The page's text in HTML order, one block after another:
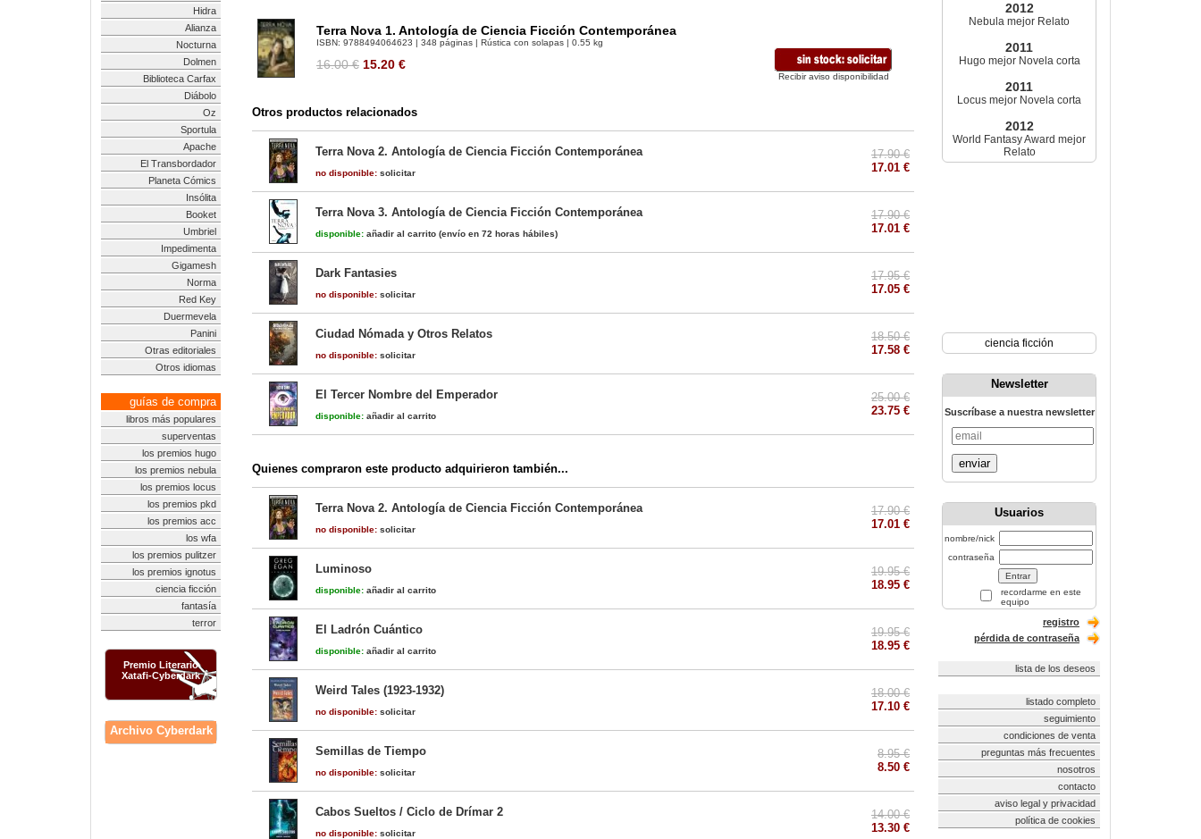
Hidra
Alianza
Nocturna
Dolmen
Biblioteca Carfax
Diábolo
Oz
Sportula
Apache
El Transbordador
Planeta Cómics
Insólita
Booket
Umbriel
Impedimenta
Gigamesh
Norma
Red Key
Duermevela
Panini
Otras editoriales
Otros idiomas
guías de compra
libros más populares
superventas
los premios hugo
los premios nebula
los premios locus
los premios pkd
los premios acc
los wfa
los premios pulitzer
los premios ignotus
ciencia ficción
fantasía
terror
Premio Literario
Xatafi-Cyberdark
Archivo Cyberdark
Terra Nova 1. Antología de Ciencia Ficción Contemporánea
ISBN: 9788494064623 | 348 páginas | Rústica con solapas | 0.55 kg
16.00 € 15.20 €
Recibir aviso disponibilidad
Otros productos relacionados
Terra Nova 2. Antología de Ciencia Ficción Contemporánea
no disponible: solicitar
17.90 €
17.01 €
Terra Nova 3. Antología de Ciencia Ficción Contemporánea
disponible: añadir al carrito (envío en 72 horas hábiles)
17.90 €
17.01 €
Dark Fantasies
no disponible: solicitar
17.95 €
17.05 €
Ciudad Nómada y Otros Relatos
no disponible: solicitar
18.50 €
17.58 €
El Tercer Nombre del Emperador
disponible: añadir al carrito
25.00 €
23.75 €
Quienes compraron este producto adquirieron también...
Terra Nova 2. Antología de Ciencia Ficción Contemporánea
no disponible: solicitar
17.90 €
17.01 €
Luminoso
disponible: añadir al carrito
19.95 €
18.95 €
El Ladrón Cuántico
disponible: añadir al carrito
19.95 €
18.95 €
Weird Tales (1923-1932)
no disponible: solicitar
18.00 €
17.10 €
Semillas de Tiempo
no disponible: solicitar
8.95 €
8.50 €
Cabos Sueltos / Ciclo de Drímar 2
no disponible: solicitar
14.00 €
13.30 €
2012
Nebula mejor Relato
2011
Hugo mejor Novela corta
2011
Locus mejor Novela corta
2012
World Fantasy Award mejor
Relato
ciencia ficción
Newsletter
Suscríbase a nuestra newsletter
enviar
Usuarios
nombre/nick
contraseña
recordarme en este
equipo
registro
pérdida de contraseña
lista de los deseos
listado completo
seguimiento
condiciones de venta
preguntas más frecuentes
nosotros
contacto
aviso legal y privacidad
política de cookies